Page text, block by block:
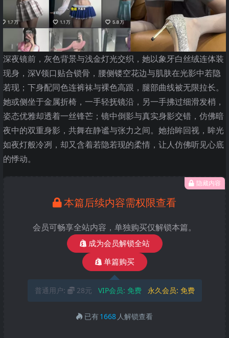
深夜镜前，灰色背景与浅金灯光交织，她以象牙白丝绒连体装
现身，深V领口贴合锁骨，腰侧镂空花边与肌肤在光影中若隐
若现；下身配同色连裤袜与裸色高跟，腿部曲线被无限拉长。
她或侧坐于金属折椅，一手轻抚镜沿，另一手拂过细滑发梢，
姿态优雅却透着一丝锋芒；镜中倒影与真实身影交错，仿佛暗
夜中的双重身影，共舞在静谧与张力之间。她抬眸回视，眸光
如夜灯般冷冽，却又含着若隐若现的柔情，让人仿佛听见心底
的悸动。
隐藏内容
本篇后续内容需权限查看
会员可畅享全站内容，单独购买仅解锁本篇。
成为会员解锁全站
单篇购买
普通用户: 28元 VIP会员: 免费 永久会员: 免费
已有1668 人解锁查看